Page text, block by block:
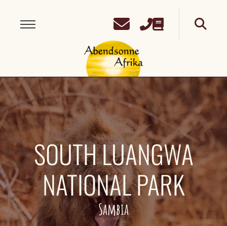
SOUTH LUANGWA
NATIONAL PARK
Sambia